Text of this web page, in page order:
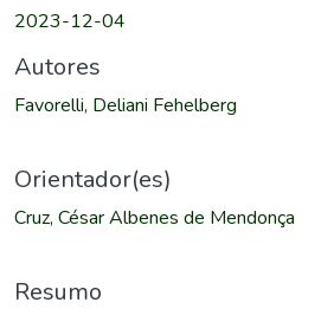
2023-12-04
Autores
Favorelli, Deliani Fehelberg
Orientador(es)
Cruz, César Albenes de Mendonça
Resumo